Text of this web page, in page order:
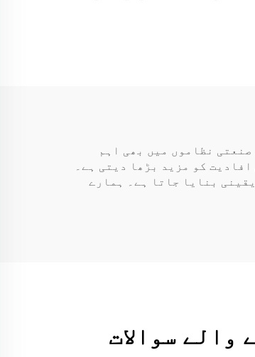
نظاموں میں بھی اہم
افادیت کو مزید بڑھا دیتی ہے۔
بنایا جاتا ہے۔ ہمارے
سوالات